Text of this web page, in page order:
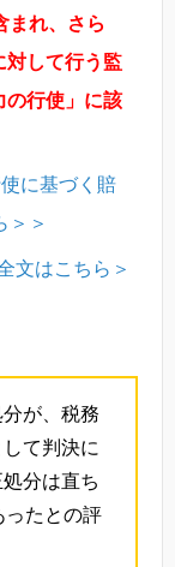
まれ、さら
対して行う監
の行使」に該
に基づく賠
＞＞
文はこちら＞
が、税務
て判決に
分は直ち
ったとの評